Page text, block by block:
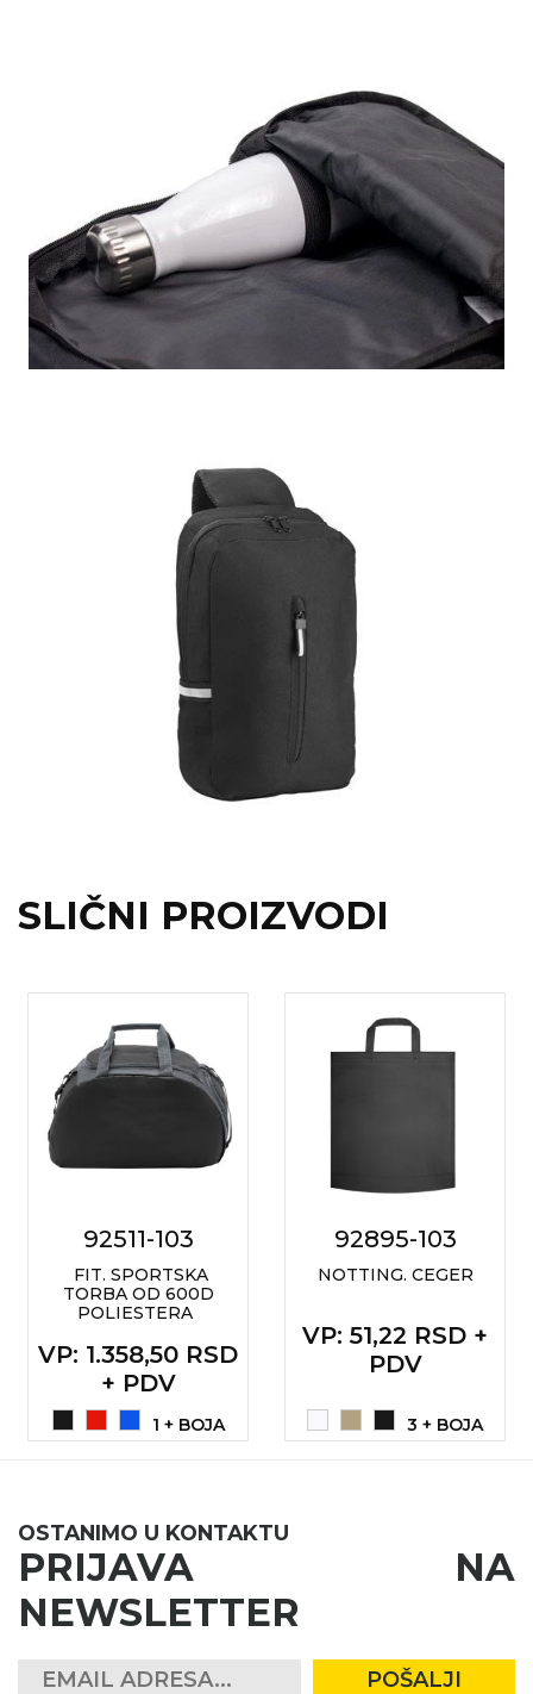
SLIČNI PROIZVODI
92511-103
FIT. SPORTSKA
TORBA OD 600D
POLIESTERA
VP: 1.358,50 RSD
+ PDV
1 + BOJA
92895-103
NOTTING. CEGER
VP: 51,22 RSD +
PDV
3 + BOJA
OSTANIMO U KONTAKTU
PRIJAVA NA
NEWSLETTER
POŠALJI